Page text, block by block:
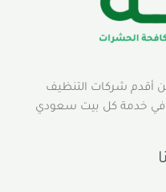
أقدم شركات التنظيف